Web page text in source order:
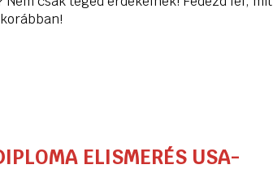
ELISMERÉS USA-